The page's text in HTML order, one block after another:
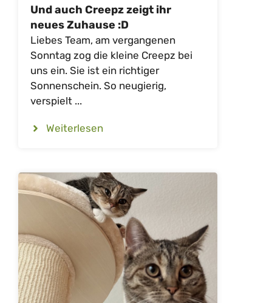
Und auch Creepz zeigt ihr
neues Zuhause :D
Liebes Team, am vergangenen
Sonntag zog die kleine Creepz bei
uns ein. Sie ist ein richtiger
Sonnenschein. So neugierig,
verspielt ...
Weiterlesen